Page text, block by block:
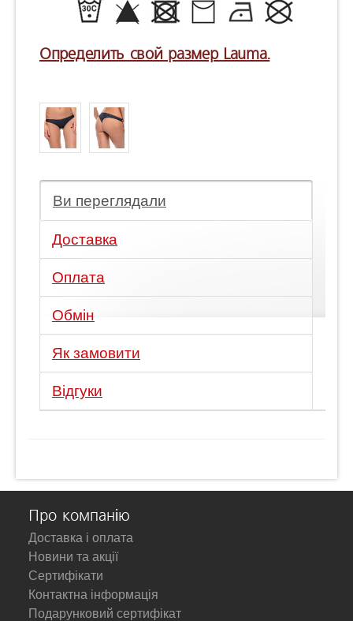
Определить свой размер Lauma.
Ви переглядали
Доставка
Оплата
Обмін
Як замовити
Відгуки
Про компанію
Доставка і оплата
Новини та акції
Сертифікати
Контактна інформація
Подарунковий сертифікат